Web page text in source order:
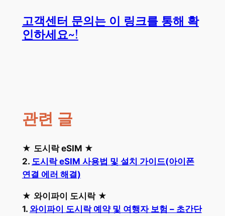
고객센터 문의는 이 링크를 통해 확
인하세요~!
관련 글
★ 도시락 eSIM ★
2. 도시락 eSIM 사용법 및 설치 가이드(아이폰
연결 에러 해결)
★ 와이파이 도시락★
1. 와이파이 도시락 예약 및 여행자 보험 – 초간단